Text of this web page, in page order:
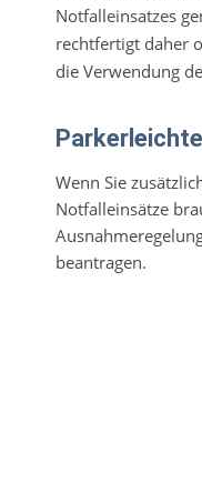
Notfalleinsatzes
rechtfertigt daher
die Verwendung
Wenn Sie
Notfalleinsätze
beantragen.